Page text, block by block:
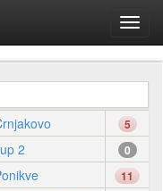
5
2 0
11